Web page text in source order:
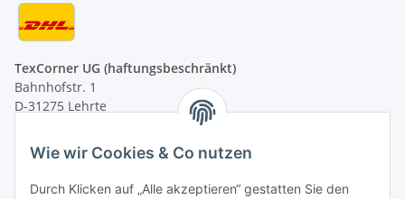
TexCorner UG (haftungsbeschränkt)
Bahnhofstr. 1
D-31275 Lehrte
von 09:00 - 13:00 Uhr
Wie wir Cookies & Co nutzen
Durch Klicken auf „Alle akzeptieren“ gestatten Sie den